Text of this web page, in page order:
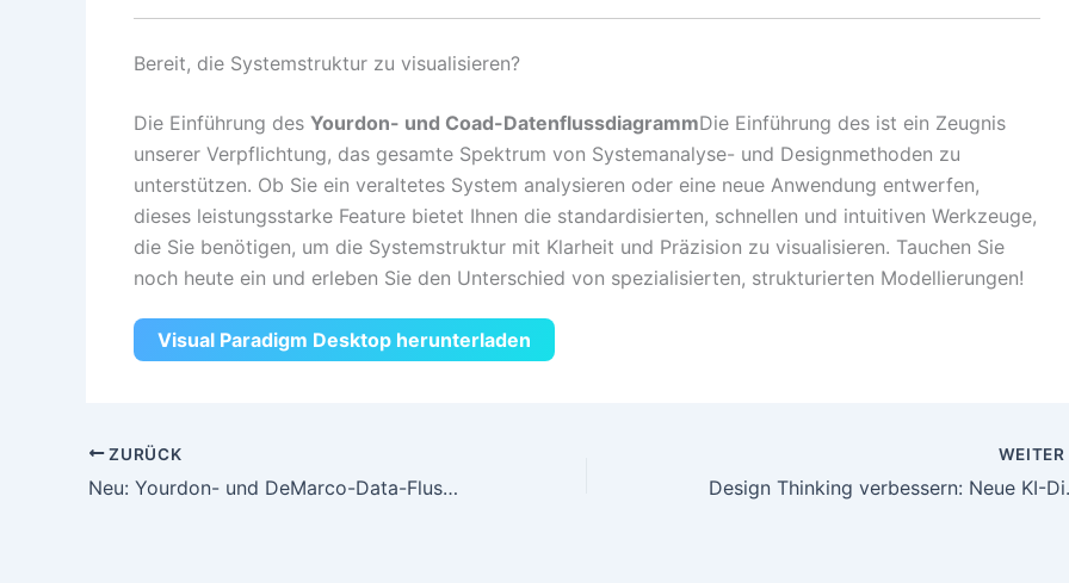
Bereit, die Systemstruktur zu visualisieren?
Die Einführung des Yourdon- und Coad-DatenflussdiagrammDie Einführung des ist ein Zeugnis
unserer Verpflichtung, das gesamte Spektrum von Systemanalyse- und Designmethoden zu
unterstützen. Ob Sie ein veraltetes System analysieren oder eine neue Anwendung entwerfen,
dieses leistungsstarke Feature bietet Ihnen die standardisierten, schnellen und intuitiven Werkzeuge,
die Sie benötigen, um die Systemstruktur mit Klarheit und Präzision zu visualisieren. Tauchen Sie
noch heute ein und erleben Sie den Unterschied von spezialisierten, strukturierten Modellierungen!
Visual Paradigm Desktop herunterladen
ZURÜCK
Neu: Yourdon- und DeMarco-Data-Fluss-Diagramme in Visual Paradigm Desktop
WEITER
Design